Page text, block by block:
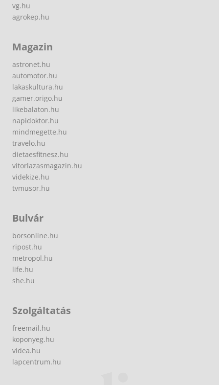
vg.hu
agrokep.hu
Magazin
astronet.hu
automotor.hu
lakaskultura.hu
gamer.origo.hu
likebalaton.hu
napidoktor.hu
mindmegette.hu
travelo.hu
dietaesfitnesz.hu
vitorlazasmagazin.hu
videkize.hu
tvmusor.hu
Bulvár
borsonline.hu
ripost.hu
metropol.hu
life.hu
she.hu
Szolgáltatás
freemail.hu
koponyeg.hu
videa.hu
lapcentrum.hu